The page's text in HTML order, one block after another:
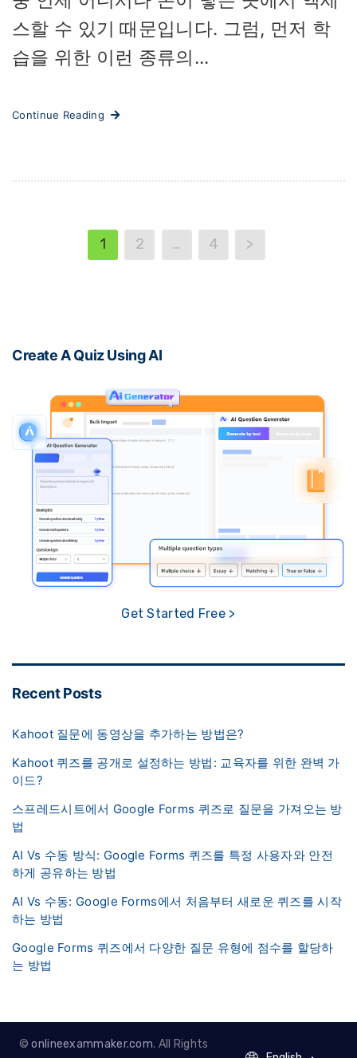
스할 수 있기 때문입니다. 그럼, 먼저 학
습을 위한 이런 종류의...
Continue Reading
1 2 … 4 >
Create A Quiz Using AI
Get Started Free >
Recent Posts
Kahoot 질문에 동영상을 추가하는 방법은?
Kahoot 퀴즈를 공개로 설정하는 방법: 교육자를 위한 완벽 가
이드?
스프레드시트에서 Google Forms 퀴즈로 질문을 가져오는 방
법
AI Vs 수동 방식: Google Forms 퀴즈를 특정 사용자와 안전
하게 공유하는 방법
AI Vs 수동: Google Forms에서 처음부터 새로운 퀴즈를 시작
하는 방법
Google Forms 퀴즈에서 다양한 질문 유형에 점수를 할당하
는 방법
©onlineexammaker.com. All Rights
English